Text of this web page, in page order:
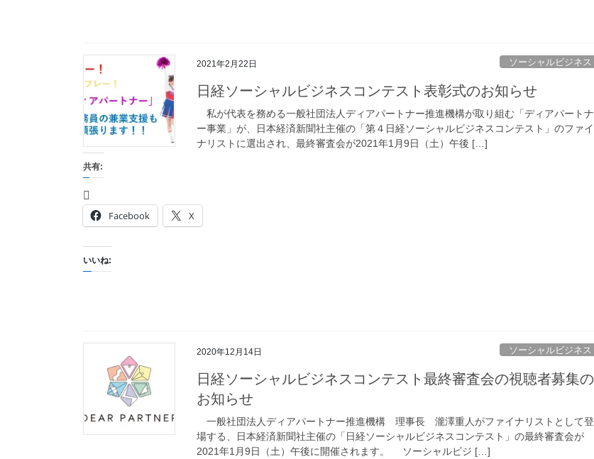
2021年2月22日 ソーシャルビジネス
日経ソーシャルビジネスコンテスト表彰式のお知らせ
私が代表を務める一般社団法人ディアパートナー推進機構が取り組む「ディアパートナ
ー事業」が、日本経済新聞社主催の「第４日経ソーシャルビジネスコンテスト」のファイ
ナリストに選出され、最終審査会が2021年1月9日（土）午後 […]
共有:
Facebook X
いいね:
2020年12月14日 ソーシャルビジネス
日経ソーシャルビジネスコンテスト最終審査会の視聴者募集の
お知らせ
一般社団法人ディアパートナー推進機構 理事長 瀧澤重人がファイナリストとして登
場する、日本経済新聞社主催の「日経ソーシャルビジネスコンテスト」の最終審査会が
2021年1月9日（土）午後に開催されます。 ソーシャルビジ […]